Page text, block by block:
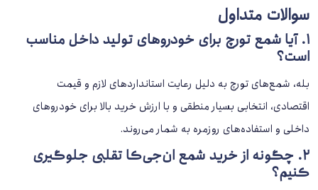
سوالات متداول
۱. آیا شمع تورچ برای خودروهای تولید داخل مناسب
است؟
بله، شمع‌های تورچ به دلیل رعایت استانداردهای لازم و قیمت
اقتصادی، انتخابی بسیار منطقی و با ارزش خرید بالا برای خودروهای
داخلی و استفاده‌های روزمره به شمار می‌روند.
۲. چگونه از خرید شمع ان‌جی‌کا تقلبی جلوگیری
کنیم؟